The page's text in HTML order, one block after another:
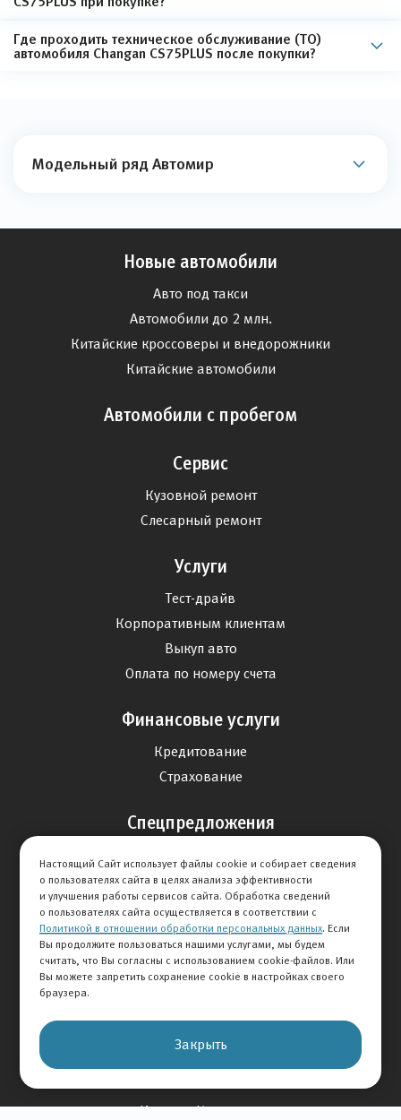
Где проходить техническое обслуживание (ТО)
автомобиля Changan CS75PLUS после покупки?
Модельный ряд Автомир
Новые автомобили
Авто под такси
Автомобили до 2 млн.
Китайские кроссоверы и внедорожники
Китайские автомобили
Автомобили с пробегом
Сервис
Кузовной ремонт
Слесарный ремонт
Услуги
Тест-драйв
Корпоративным клиентам
Выкуп авто
Оплата по номеру счета
Финансовые услуги
Кредитование
Страхование
Спецпредложения
Сервис
Дисконтная программа
Отзывы
Оставить отзыв
История Компании
Настоящий Сайт использует файлы cookie и собирает сведения
о пользователях сайта в целях анализа эффективности
и улучшения работы сервисов сайта. Обработка сведений
о пользователях сайта осуществляется в соответствии с
Политикой в отношении обработки персональных данных. Если
Вы продолжите пользоваться нашими услугами, мы будем
считать, что Вы согласны с использованием cookie-файлов. Или
Вы можете запретить сохранение cookie в настройках своего
браузера.
Закрыть